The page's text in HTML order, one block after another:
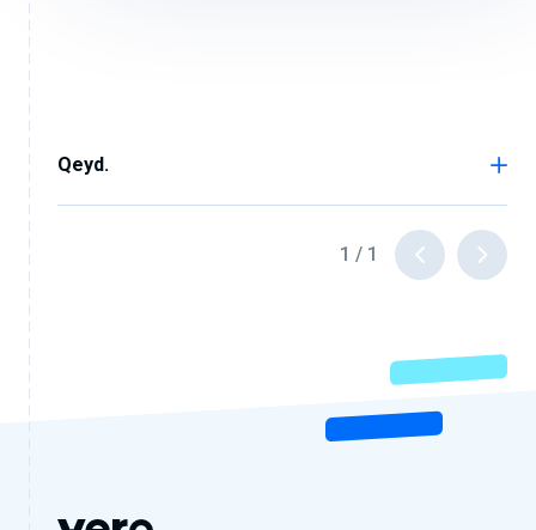
Qeyd.
1 / 1